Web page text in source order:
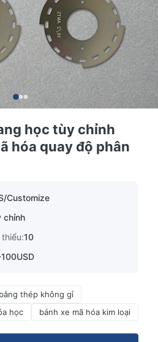
học tùy chỉnh
hóa quay độ phân
Customize
chỉnh
10
thép không gỉ
học
bánh xe mã hóa kim loại